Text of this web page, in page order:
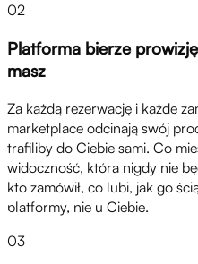
02
Platforma bierze
masz
Za każdą rezerwację i każde
marketplace odcinają swój
trafiliby do Ciebie sami. Co
widoczność, która nigdy nie
kto zamówił, co lubi, jak go
platformy, nie u Ciebie.
03